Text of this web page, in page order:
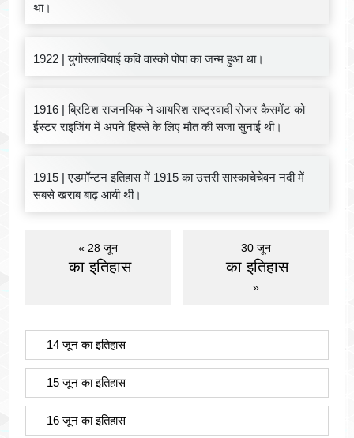
था।
1922 | युगोस्लावियाई कवि वास्को पोपा का जन्म हुआ था।
1916 | ब्रिटिश राजनयिक ने आयरिश राष्ट्रवादी रोजर कैसमेंट को
ईस्टर राइजिंग में अपने हिस्से के लिए मौत की सजा सुनाई थी।
1915 | एडमॉन्टन इतिहास में 1915 का उत्तरी सास्काचेचेवन नदी में
सबसे खराब बाढ़ आयी थी।
« 28 जून
का इतिहास
30 जून
का इतिहास
»
14 जून का इतिहास
15 जून का इतिहास
16 जून का इतिहास